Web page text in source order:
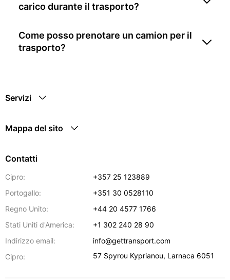
carico durante il trasporto?
Come posso prenotare un camion per il
trasporto?
Servizi
Mappa del sito
Contatti
Cipro:
+357 25 123889
Portogallo:
+351 30 0528110
Regno Unito:
+44 20 4577 1766
Stati Uniti d'America:
+1 302 240 28 90
Indirizzo email:
info@gettransport.com
Cipro:
57 Spyrou Kyprianou, Larnaca 6051